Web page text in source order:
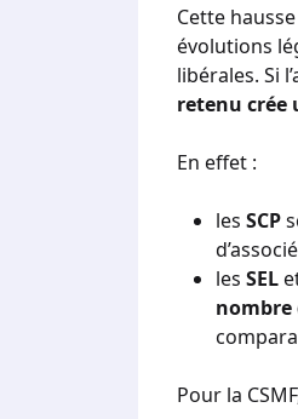
Cette
évolutions
libérales. Si
retenu crée
En effet :
les SCP
les SEL
nombre
Pour la